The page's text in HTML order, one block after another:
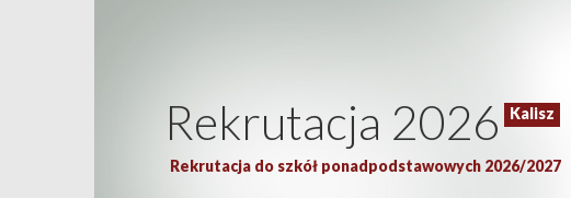
Rekrutacja 2026
Rekrutacja do szkół ponadpodstawowych 2026/2027